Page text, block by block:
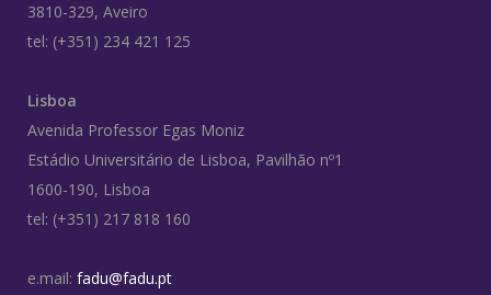
3810-329, Aveiro
tel: (+351) 234 421 125
Lisboa
Avenida Professor Egas Moniz
Estádio Universitário de Lisboa, Pavilhão nº1
1600-190, Lisboa
tel: (+351) 217 818 160
e.mail: fadu@fadu.pt